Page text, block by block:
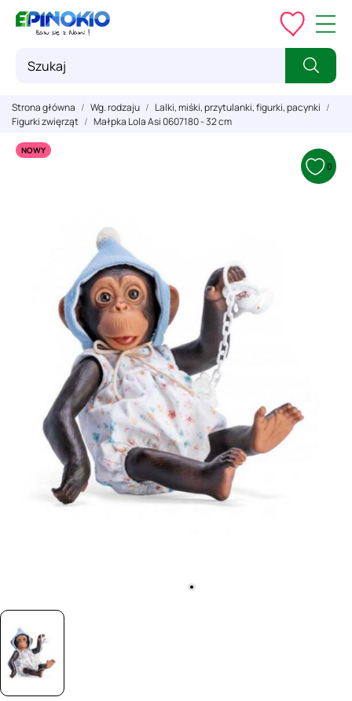
Strona główna Wg. rodzaju
Lalki, miśki, przytulanki, figurki, pacynki
Figurki zwięrząt
Małpka Lola Asi 0607180 - 32 cm
NOWY
0